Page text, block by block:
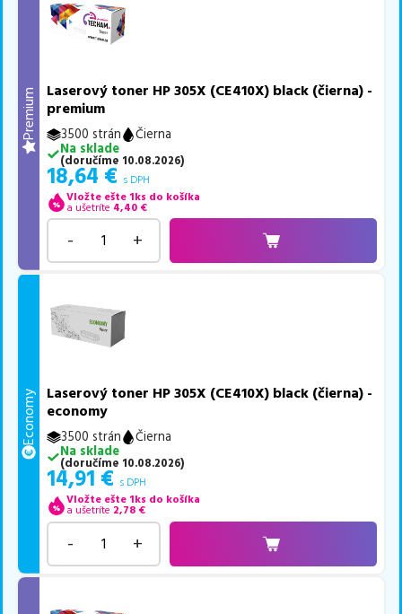
Premium
Laserový toner HP 305X (CE410X) black (čierna) -
premium
3500 strán
Čierna
Na sklade
(doručíme 10.08.2026)
18,64 € s DPH
Vložte ešte 1ks do košíka
a ušetríte 4,40 €
- +
Economy
Laserový toner HP 305X (CE410X) black (čierna) -
economy
3500 strán
Čierna
Na sklade
(doručíme 10.08.2026)
14,91 € s DPH
Vložte ešte 1ks do košíka
a ušetríte 2,78 €
- +